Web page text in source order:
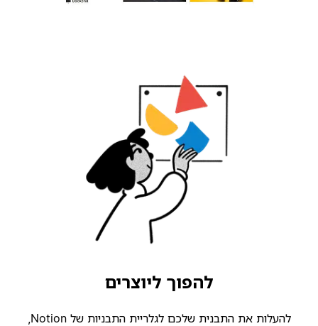
להפוך ליוצרים
להעלות את התבנית שלכם לגלריית התבניות של Notion,